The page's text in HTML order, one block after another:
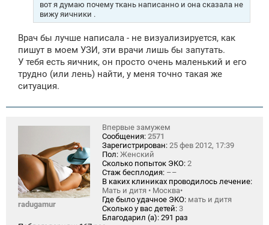
вот я думаю почему ткань написанно и она сказала не
вижу яичники .
Врач бы лучше написала - не визуализируется, как
пишут в моем УЗИ, эти врачи лишь бы запутать.
У тебя есть яичник, он просто очень маленький и его
трудно (или лень) найти, у меня точно такая же
ситуация.
radugamur
Впервые замужем
Сообщения: 2571
Зарегистрирован: 25 фев 2012, 17:39
Пол: Женский
Сколько попыток ЭКО: 2
Стаж бесплодия: ––
В каких клиниках проводилось лечение:
Мать и дитя • Москва•
Где было удачное ЭКО: мать и дитя
Сколько у вас детей: 3
Благодарил (а): 291 раз